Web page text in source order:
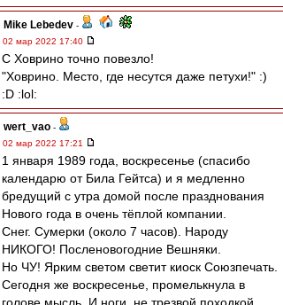
Mike Lebedev -
02 мар 2022 17:40
С Ховрино точно повезло!
"Ховрино. Место, где несутся даже петухи!" :)
:D :lol:
wert_vao -
02 мар 2022 17:21
1 января 1989 года, воскресенье (спасибо
календарю от Била Гейтса) и я медленно
бредущий с утра домой после празднования
Нового года в очень тёплой компании.
Снег. Сумерки (около 7 часов). Народу
НИКОГО! Посленовогодние Вешняки.
Но ЧУ! Ярким светом светит киоск Союзпечать.
Сегодня же воскресенье, промелькнула в